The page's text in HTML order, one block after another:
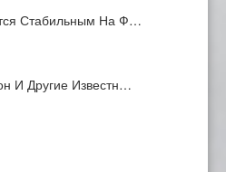
Стабильным На Ф…
И Другие Известн…